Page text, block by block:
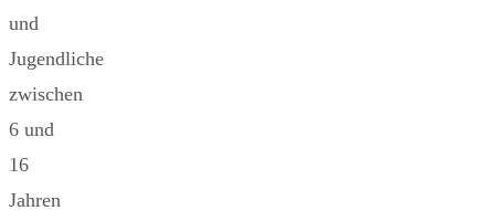
und
Jugendliche
zwischen
6 und
16
Jahren